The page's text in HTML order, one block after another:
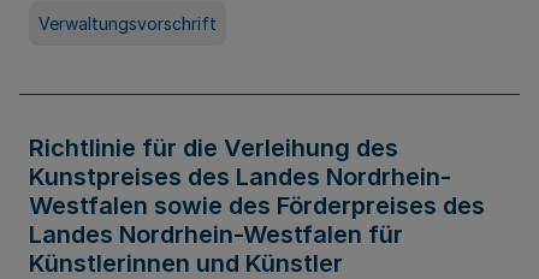
Verwaltungsvorschrift
Richtlinie für die Verleihung des
Kunstpreises des Landes Nordrhein-
Westfalen sowie des Förderpreises des
Landes Nordrhein-Westfalen für
Künstlerinnen und Künstler